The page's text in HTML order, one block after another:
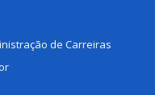
de Carreiras